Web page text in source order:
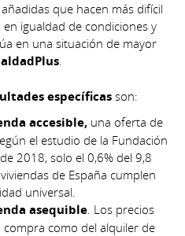
que hacen más difícil
igualdad de condiciones y
en una situación de mayor
.
específicas son:
accesible, una oferta de
el estudio de la Fundación
2018, solo el 0,6% del 9,8
de España cumplen
universal.
asequible. Los precios
como del alquiler de